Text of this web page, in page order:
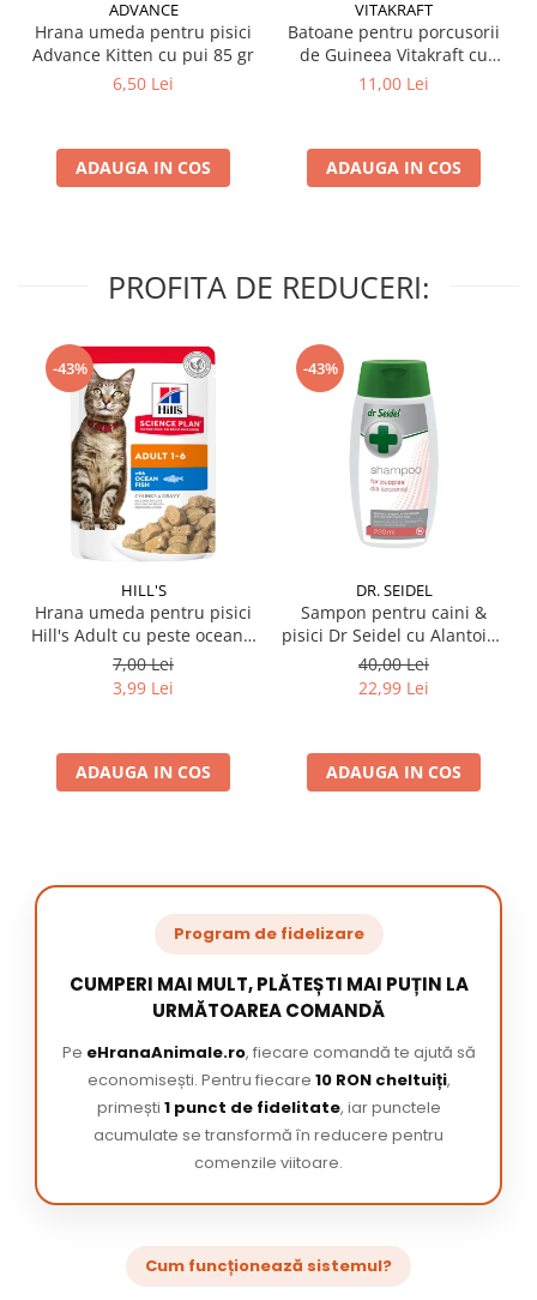
ADVANCE
Hrana umeda pentru pisici
Advance Kitten cu pui 85 gr
6,50 Lei
ADAUGA IN COS
VITAKRAFT
Batoane pentru porcusorii
de Guineea Vitakraft cu
struguri & nuci 2 buc
11,00 Lei
ADAUGA IN COS
PROFITA DE REDUCERI:
-43%
HILL'S
Hrana umeda pentru pisici
Hill's Adult cu peste oceanic
85 gr
7,00 Lei
3,99 Lei
ADAUGA IN COS
-43%
DR. SEIDEL
Sampon pentru caini &
pisici Dr Seidel cu Alantoina
220 ml
40,00 Lei
22,99 Lei
ADAUGA IN COS
Program de fidelizare
CUMPERI MAI MULT, PLĂTEȘTI MAI PUȚIN LA
URMĂTOAREA COMANDĂ
Pe eHranaAnimale.ro, fiecare comandă te ajută să
economisești. Pentru fiecare 10 RON cheltuiți,
primești 1 punct de fidelitate, iar punctele
acumulate se transformă în reducere pentru
comenzile viitoare.
Cum funcționează sistemul?